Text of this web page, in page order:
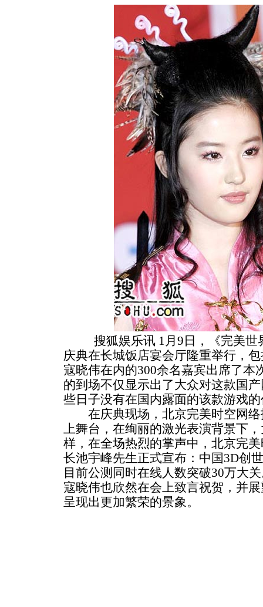
搜狐娱乐讯 1月9日，《完美世
庆典在长城饭店宴会厅隆重举行，
寇晓伟在内的300余名嘉宾出席了本
的到场不仅显示出了大众对这款国
些日子没有在国内露面的该款游戏
在庆典现场，北京完美时空网络
上舞台，在绚丽的激光表演背景下
样，在全场热烈的掌声中，北京完
长池宇峰先生正式宣布：中国3D创
目前公测同时在线人数突破30万大
寇晓伟也欣然在会上致言祝贺，并
呈现出更加繁荣的景象。